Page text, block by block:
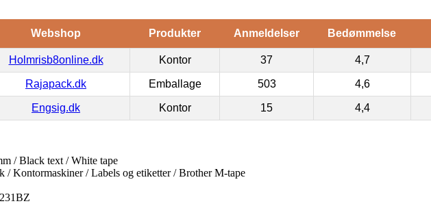
Webshop Produkter Anmeldelser Bedømmelse
Holmrisb8online.dk Kontor 37 4,7
Rajapack.dk Emballage 503 4,6
Engsig.dk Kontor 15 4,4
/ Black text / White tape
/ Kontormaskiner / Labels og etiketter / Brother M-tape